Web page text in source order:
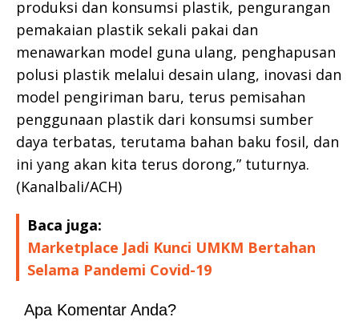
produksi dan konsumsi plastik, pengurangan
pemakaian plastik sekali pakai dan
menawarkan model guna ulang, penghapusan
polusi plastik melalui desain ulang, inovasi dan
model pengiriman baru, terus pemisahan
penggunaan plastik dari konsumsi sumber
daya terbatas, terutama bahan baku fosil, dan
ini yang akan kita terus dorong,” tuturnya.
(Kanalbali/ACH)
Baca juga:
Marketplace Jadi Kunci UMKM Bertahan
Selama Pandemi Covid-19
Apa Komentar Anda?